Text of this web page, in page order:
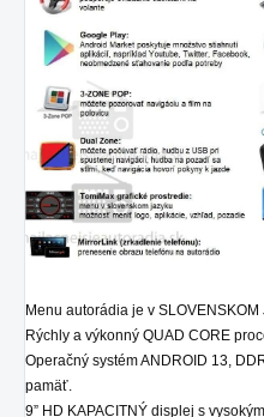
Menu autorádia je v
Rýchly a výkonný QUAD CORE
Operačný systém ANDROID 13,
pamäť.
9” HD KAPACITNÝ displej s